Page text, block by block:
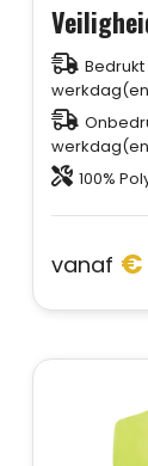
100%
vanaf €